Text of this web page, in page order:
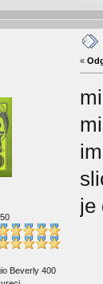
Beverly 400
«
je